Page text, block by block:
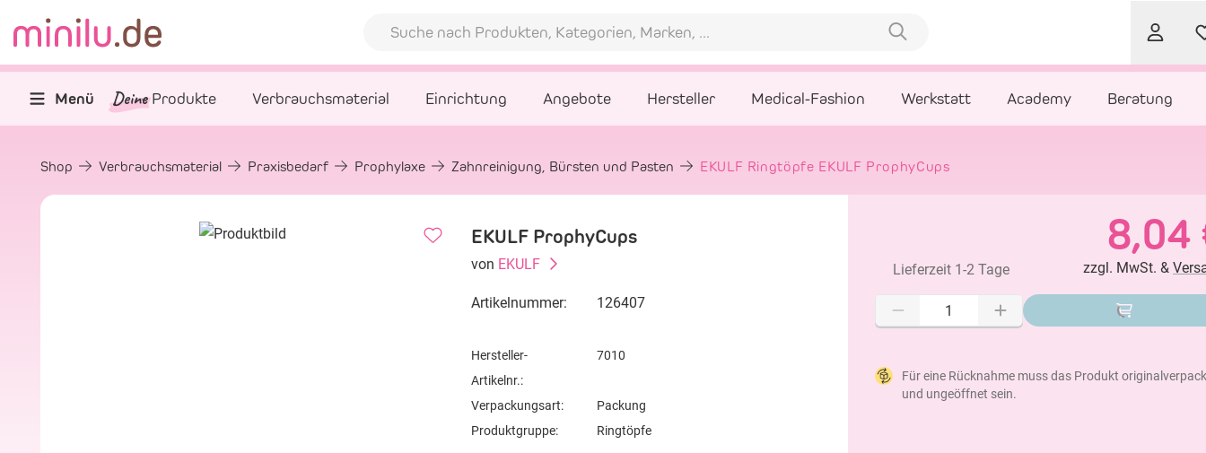
Menü Deine Produkte Verbrauchsmaterial Einrichtung Angebote Hersteller Medical-Fashion Werkstatt Academy Beratung
Shop Verbrauchsmaterial Praxisbedarf Prophylaxe Zahnreinigung, Bürsten und Pasten EKULF Ringtöpfe EKULF ProphyCups
EKULF ProphyCups
von EKULF
Artikelnummer: 126407
Hersteller-
Artikelnr.:
7010
Verpackungsart:
Packung
Produktgruppe:
Ringtöpfe
8,04
Lieferzeit 1-2 Tage zzgl. MwSt. &
Für eine Rücknahme muss das Produkt
und ungeöffnet sein.